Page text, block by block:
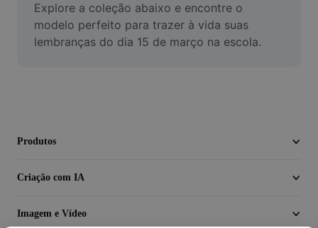
Editor de Video
Cortar Vídeo
Explore a coleção abaixo e encontre o
modelo perfeito para trazer à vida suas
lembranças do dia 15 de março na escola.
Produtos
Criação com IA
Imagem e Vídeo